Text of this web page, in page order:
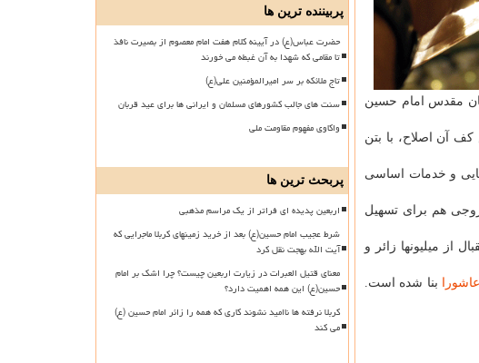
مقدس امام حسین
آن اصلاح، با بتن
و روشنایی و خدمات اساسی
هم برای تسهیل
میلیونها زائر و
عاشورا
بنا شده است.
پربیننده ترین ها
حضرت عباس(ع) در آیینه کلام هفت امام معصوم از بصیرت نافذ
تا مقامی که شهدا به آن غبطه می خورند
تاج ملائکه بر سر امیرالمؤمنین علی(ع)
سنت های جالب کشورهای مسلمان و ایرانی ها برای عید قربان
واکاوی مفهوم مقاومت ملی
پربحث ترین ها
اربعین پدیده ای فراتر از یک مراسم مذهبی
شرط عجیب امام حسین(ع) بعد از خرید زمینهای کربلا ماجرایی که
آیت الله بهجت نقل کرد
معنای قتیل العبرات در زیارت اربعین چیست؟ چرا اشک بر امام
حسین(ع) این همه اهمیت دارد؟
کربلا نرفته ها ناامید نشوند کاری که همه را زائر امام حسین (ع)
می کند